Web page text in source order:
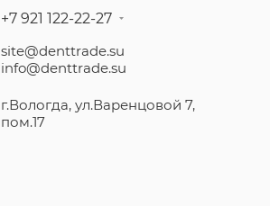
+7 921 122-22-27
site@denttrade.su
info@denttrade.su
г.Вологда, ул.Варенцовой 7,
пом.17